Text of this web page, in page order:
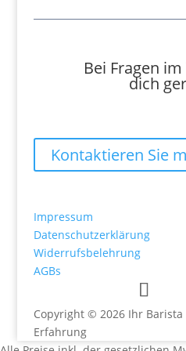
Bei Fragen
dich
Kontaktieren Sie
Impressum
Datenschutzerklärung
Widerrufsbelehrung
AGBs
Copyright © 2026 Ihr
Erfahrung